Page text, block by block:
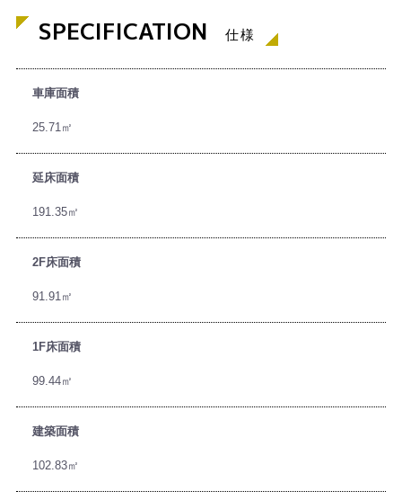
SPECIFICATION 仕様
車庫面積
25.71㎡
延床面積
191.35㎡
2F床面積
91.91㎡
1F床面積
99.44㎡
建築面積
102.83㎡